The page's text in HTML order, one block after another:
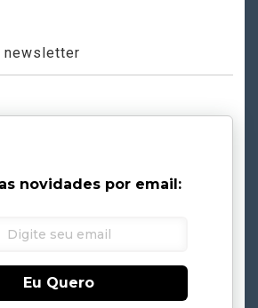
newsletter
novidades por email:
Eu Quero